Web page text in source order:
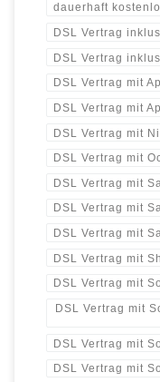
dauerhaft
DSL Vertrag
DSL Vertrag
DSL Vertrag mit
DSL Vertrag mit
DSL Vertrag mit
DSL Vertrag mit
DSL Vertrag mit
DSL Vertrag mit
DSL Vertrag mit
DSL Vertrag mit
DSL Vertrag mit
DSL Vertrag mit
DSL Vertrag mit
DSL Vertrag mit